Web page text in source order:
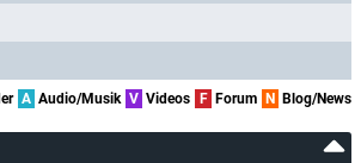
A Audio/Musik V Videos F Forum N Blog/News